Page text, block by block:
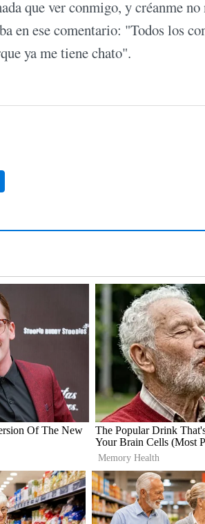
que ver conmigo, y créanme no
en ese comentario: "Todos los
ya me tiene chato".